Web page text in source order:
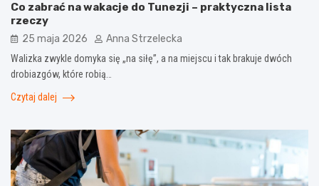
Co zabrać na wakacje do Tunezji – praktyczna lista
rzeczy
25 maja 2026 Anna Strzelecka
Walizka zwykle domyka się „na siłę”, a na miejscu i tak brakuje dwóch
drobiazgów, które robią…
Czytaj dalej